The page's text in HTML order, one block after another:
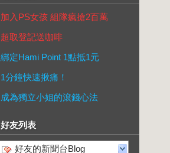
加入PS女孩 組隊瘋搶2百萬
超取登記送咖啡
綁定Hami Point 1點抵1元
1分鐘快速揪痛！
成為獨立小姐的滾錢心法
好友列表
好友的新聞台Blog